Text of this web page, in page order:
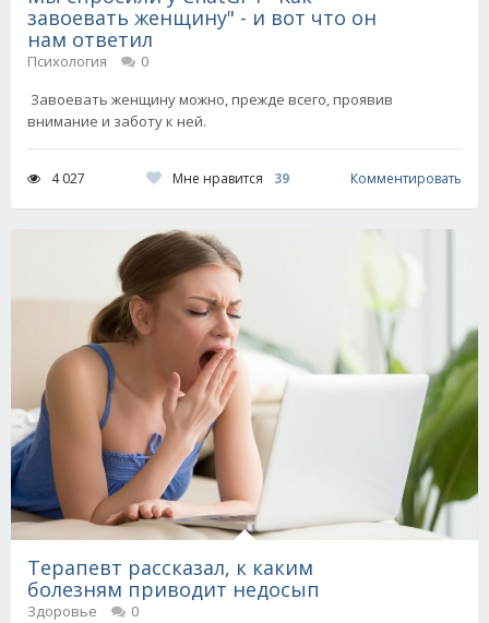
завоевать женщину" - и вот что он
нам ответил
Психология
0
Завоевать женщину можно, прежде всего, проявив
внимание и заботу к ней.
4 027 Мне нравится 39 Комментировать
Терапевт рассказал, к каким
болезням приводит недосып
Здоровье
0